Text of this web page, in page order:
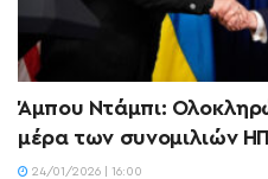
Άμπου Ντάμπι:
μέρα των συνομιλιών
24/01/2026 | 16:00